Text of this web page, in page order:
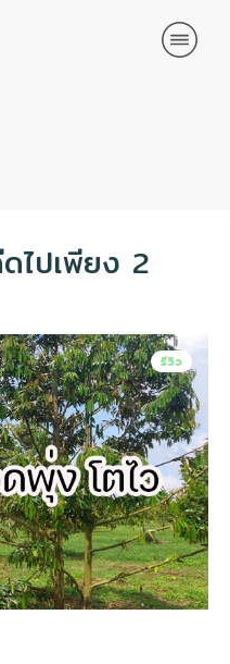
ไปเพียง 2
รีวิว